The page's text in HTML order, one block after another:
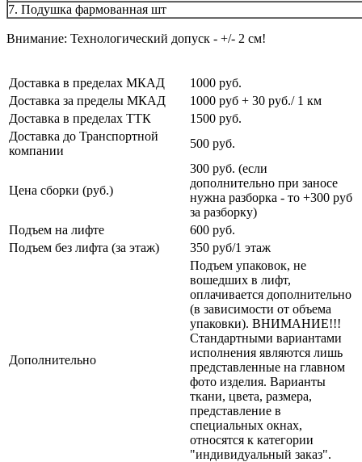
7. Подушка фармованная шт
Внимание: Технологический допуск - +/- 2 см!
Доставка в пределах МКАД
1000 руб.
Доставка за пределы МКАД
1000 руб + 30 руб./ 1 км
Доставка в пределах ТТК
1500 руб.
Доставка до Транспортной
компании
500 руб.
Цена сборки (руб.)
300 руб. (если
дополнительно при заносе
нужна разборка - то +300 руб
за разборку)
Подъем на лифте
600 руб.
Подъем без лифта (за этаж)
350 руб/1 этаж
Дополнительно
Подъем упаковок, не
вошедших в лифт,
оплачивается дополнительно
(в зависимости от объема
упаковки). ВНИМАНИЕ!!!
Стандартными вариантами
исполнения являются лишь
представленные на главном
фото изделия. Варианты
ткани, цвета, размера,
представление в
специальных окнах,
относятся к категории
"индивидуальный заказ".